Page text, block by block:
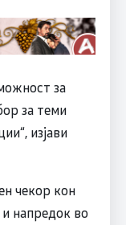
за
за теми
изјави
чекор кон
напредок во